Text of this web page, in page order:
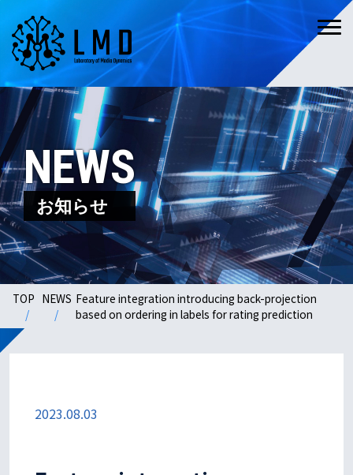
NEWS
お知らせ
TOP NEWS Feature integration introducing back-projection
based on ordering in labels for rating prediction
2023.08.03